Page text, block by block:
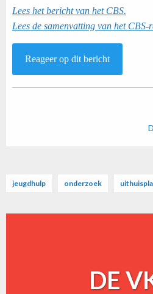
Lees het bericht van het CBS.
Lees de samenvatting van het CBS-
Reageer op dit bericht
jeugdhulp onderzoek
DE